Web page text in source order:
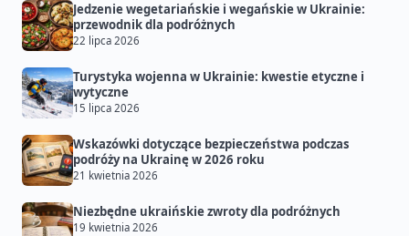
Jedzenie wegetariańskie i wegańskie w Ukrainie:
przewodnik dla podróżnych
22 lipca 2026
Turystyka wojenna w Ukrainie: kwestie etyczne i
wytyczne
15 lipca 2026
Wskazówki dotyczące bezpieczeństwa podczas
podróży na Ukrainę w 2026 roku
21 kwietnia 2026
Niezbędne ukraińskie zwroty dla podróżnych
19 kwietnia 2026